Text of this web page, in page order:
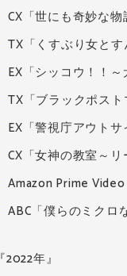
CX「世にも奇妙な
TX「くすぶり女と
EX「シッコウ！！
TX「ブラックポス
EX「警視庁アウト
CX「女神の教室～
Amazon Prime
ABC「僕らのミクロ
『2022年』